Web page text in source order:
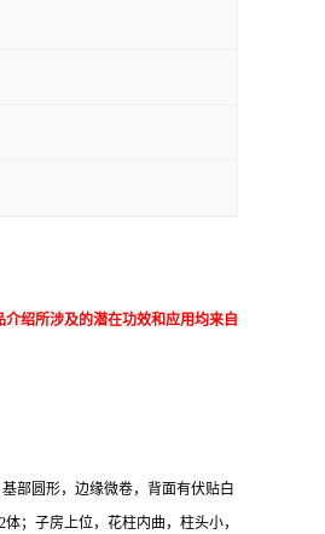
绍所涉及的潜在功效和应用均来自
部圆形，边缘微卷，背面有伏贴白
；子房上位，花柱内曲，柱头小，